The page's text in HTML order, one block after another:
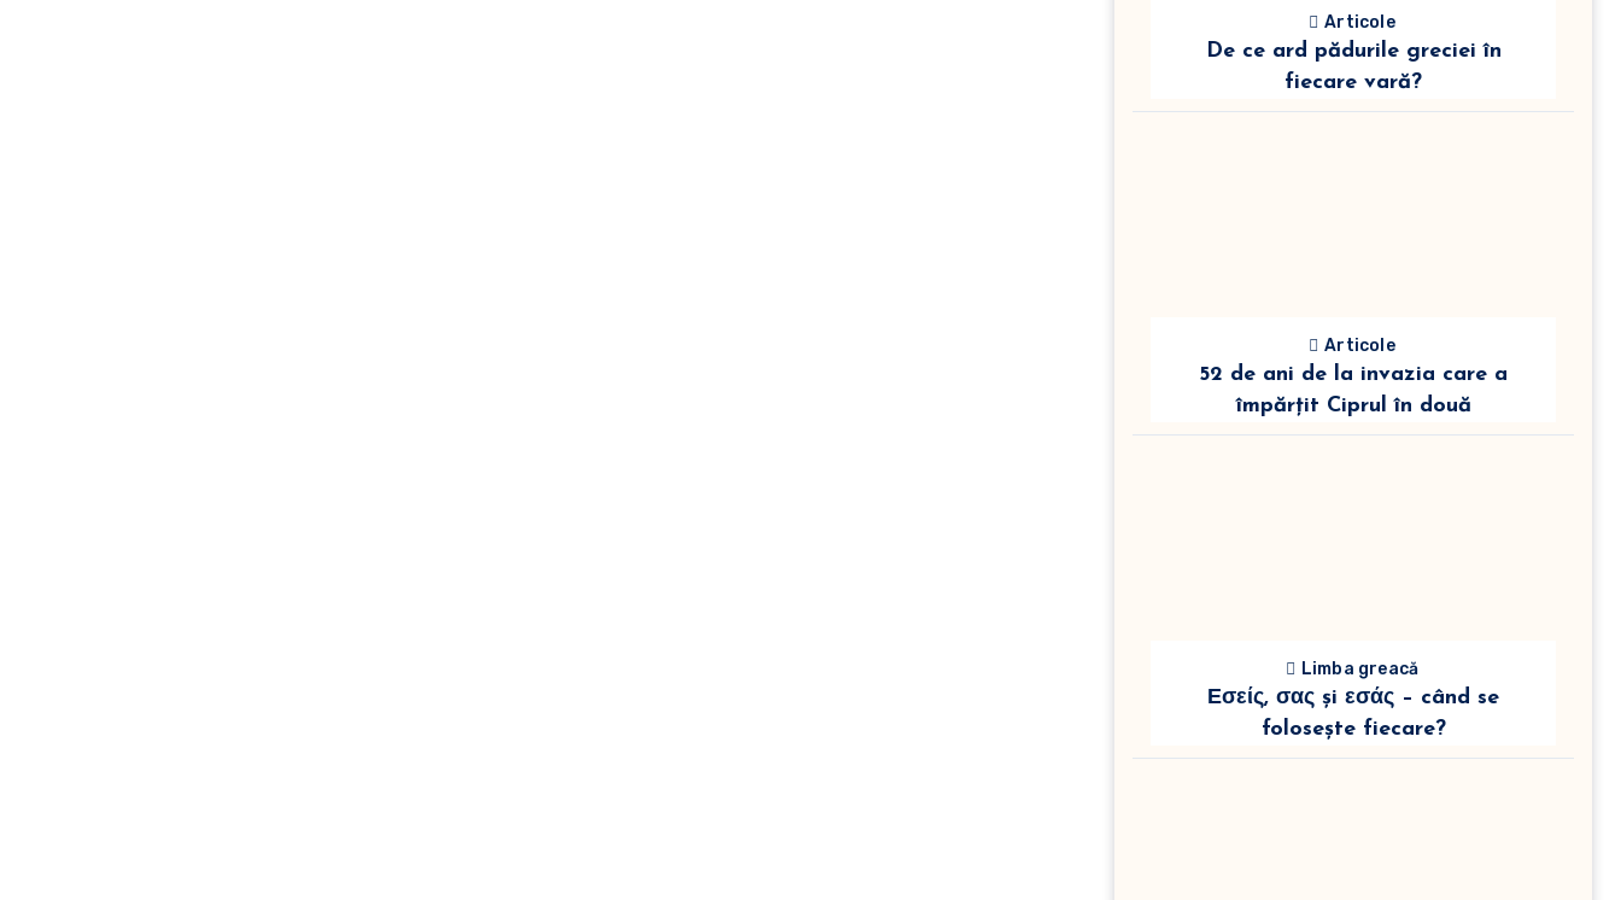
Articole
De ce ard pădurile greciei în
fiecare vară?
Articole
52 de ani de la invazia care a
împărțit Ciprul în două
Limba greacă
Εσείς, σας și εσάς – când se
folosește fiecare?